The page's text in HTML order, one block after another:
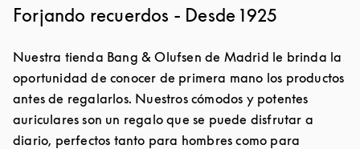
Forjando recuerdos - Desde 1925
Nuestra tienda Bang & Olufsen de Madrid le brinda la
oportunidad de conocer de primera mano los productos
antes de regalarlos. Nuestros cómodos y potentes
auriculares son un regalo que se puede disfrutar a
diario, perfectos tanto para hombres como para